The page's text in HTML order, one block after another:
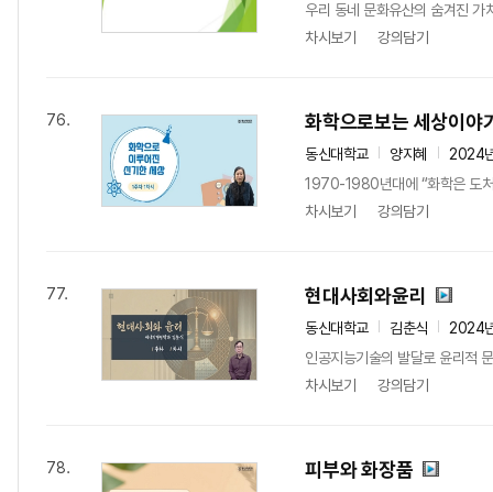
우리 동네 문화유산의 숨겨진 가
차시보기
강의담기
76. 화학으로보는 세상이야
동신대학교 양지혜
2024
1970-1980년대에 “화학은 도처
차시보기
강의담기
77. 현대사회와윤리
동신대학교 김춘식
2024
인공지능기술의 발달로 윤리적
차시보기
강의담기
78. 피부와 화장품